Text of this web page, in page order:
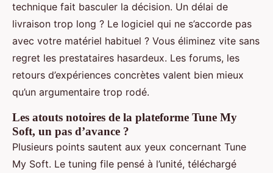
technique fait basculer la décision. Un délai de
livraison trop long ? Le logiciel qui ne s’accorde pas
avec votre matériel habituel ? Vous éliminez vite sans
regret les prestataires hasardeux. Les forums, les
retours d’expériences concrètes valent bien mieux
qu’un argumentaire trop rodé.
Les atouts notoires de la plateforme Tune My
Soft, un pas d’avance ?
Plusieurs points sautent aux yeux concernant Tune
My Soft. Le tuning file pensé à l’unité, téléchargé